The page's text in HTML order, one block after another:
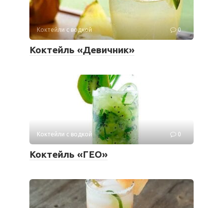
Коктейли с водкой 0
Коктейль «Девичник»
Коктейли с водкой 0
Коктейль «ГЕО»